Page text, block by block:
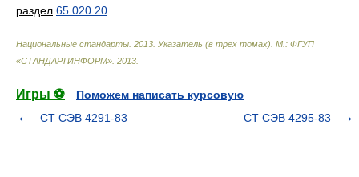
раздел 65.020.20
Национальные стандарты. 2013. Указатель (в трех томах). М.: ФГУП
«СТАНДАРТИНФОРМ» 2013
Игры ⚽
Поможем написать курсовую
СТ СЭВ 4291-83
СТ СЭВ 4295-83